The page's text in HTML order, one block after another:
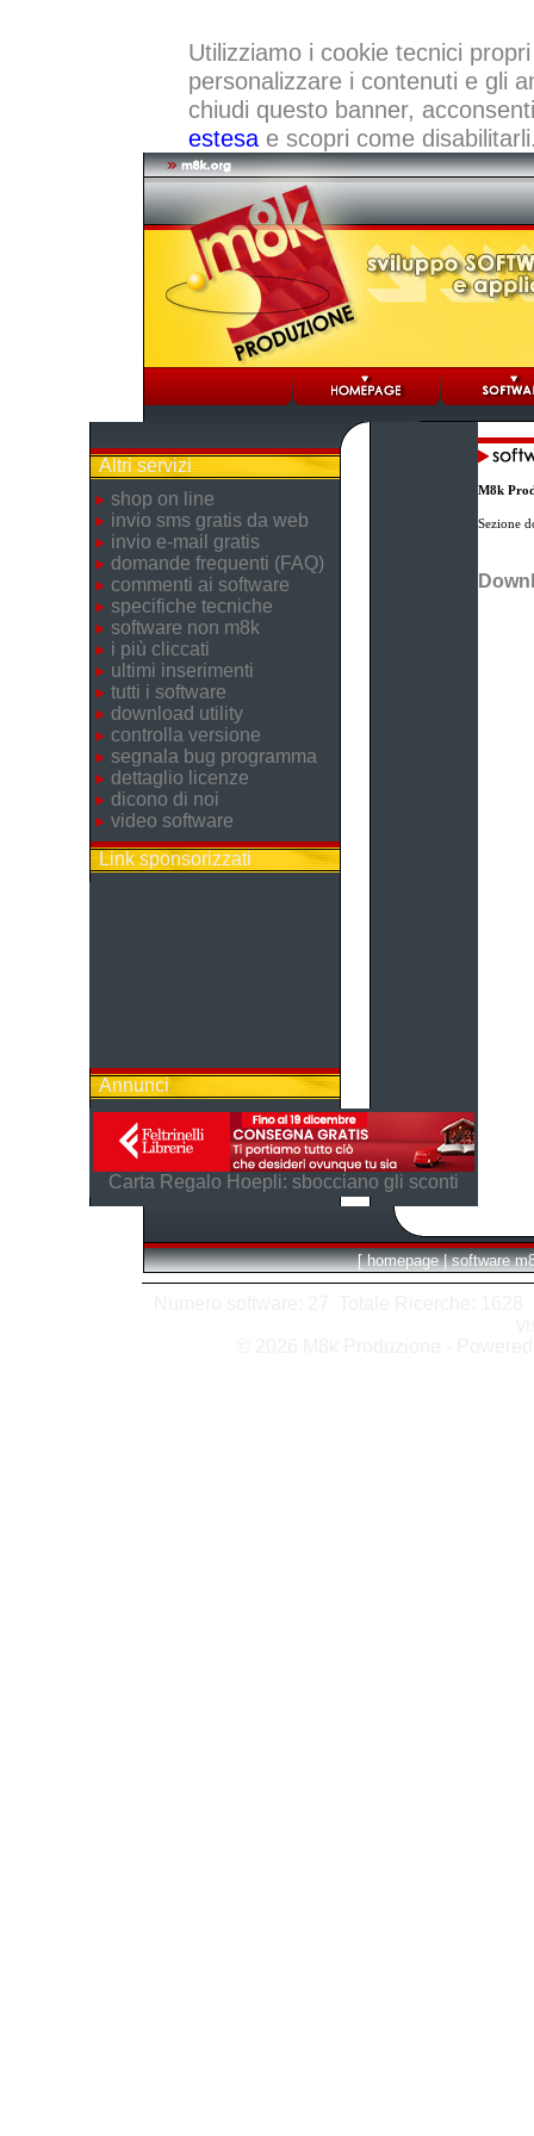
Utilizziamo i cookie tecnici
personalizzare i contenuti e gli
chiudi questo banner,
estesae scopri come
Altri servizi
shop on line
invio sms gratis da web
invio e-mail gratis
domande frequenti (FAQ)
commenti ai software
specifiche tecniche
software non m8k
i più cliccati
ultimi inserimenti
tutti i software
download utility
controlla versione
segnala bug programma
dettaglio licenze
dicono di noi
video software
Link sponsorizzati
Annunci
Carta Regalo Hoepli: sbocciano gli sconti
M8k
Sezione
[ homepage | software